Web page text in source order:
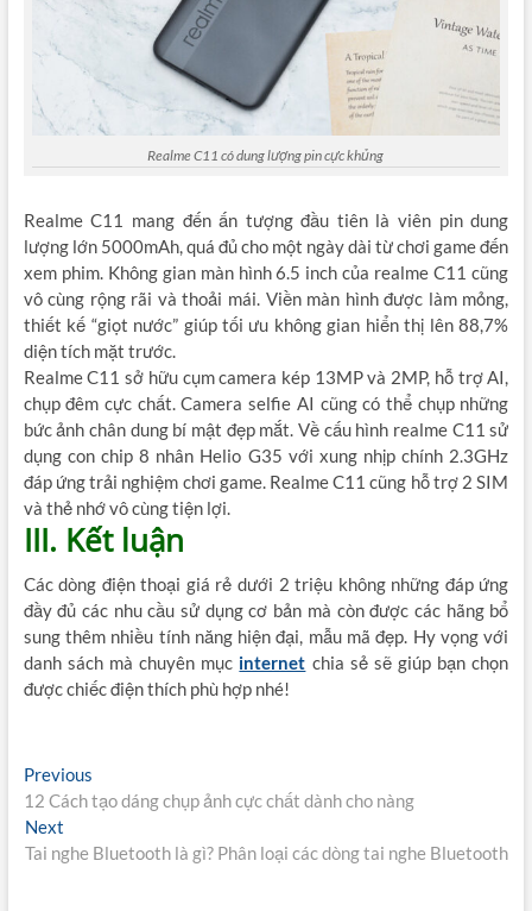
Realme C11 có dung lượng pin cực khủng
Realme C11 mang đến ấn tượng đầu tiên là viên pin dung
lượng lớn 5000mAh, quá đủ cho một ngày dài từ chơi game đến
xem phim. Không gian màn hình 6.5 inch của realme C11 cũng
vô cùng rộng rãi và thoải mái. Viền màn hình được làm mỏng,
thiết kế “giọt nước” giúp tối ưu không gian hiển thị lên 88,7%
diện tích mặt trước.
Realme C11 sở hữu cụm camera kép 13MP và 2MP, hỗ trợ AI,
chụp đêm cực chất. Camera selfie AI cũng có thể chụp những
bức ảnh chân dung bí mật đẹp mắt. Về cấu hình realme C11 sử
dụng con chip 8 nhân Helio G35 với xung nhịp chính 2.3GHz
đáp ứng trải nghiệm chơi game. Realme C11 cũng hỗ trợ 2 SIM
và thẻ nhớ vô cùng tiện lợi.
III. Kết luận
Các dòng điện thoại giá rẻ dưới 2 triệu không những đáp ứng
đầy đủ các nhu cầu sử dụng cơ bản mà còn được các hãng bổ
sung thêm nhiều tính năng hiện đại, mẫu mã đẹp. Hy vọng với
danh sách mà chuyên mục internet chia sẻ sẽ giúp bạn chọn
được chiếc điện thích phù hợp nhé!
Điều
hướng
bài
PreviousPrevious
post:
12 Cách tạo dáng chụp ảnh cực chất dành cho nàng
Next
post:
Tai nghe Bluetooth là gì? Phân loại các dòng tai nghe Bluetooth